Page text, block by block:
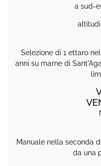
a sud-
Selezione di 1 ettaro
anni su marne di
Manuale nella seconda
da una